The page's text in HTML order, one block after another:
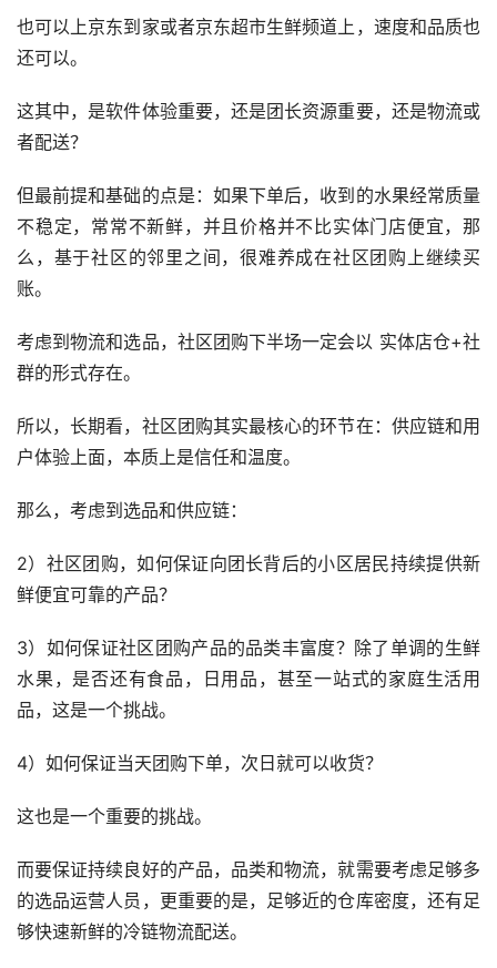
也可以上京东到家或者京东超市生鲜频道上，速度和品质也
还可以。
这其中，是软件体验重要，还是团长资源重要，还是物流或
者配送？
但最前提和基础的点是：如果下单后，收到的水果经常质量
不稳定，常常不新鲜，并且价格并不比实体门店便宜，那
么，基于社区的邻里之间，很难养成在社区团购上继续买
账。
考虑到物流和选品，社区团购下半场一定会以 实体店仓+社
群的形式存在。
所以，长期看，社区团购其实最核心的环节在：供应链和用
户体验上面，本质上是信任和温度。
那么，考虑到选品和供应链：
2）社区团购，如何保证向团长背后的小区居民持续提供新
鲜便宜可靠的产品？
3）如何保证社区团购产品的品类丰富度？除了单调的生鲜
水果，是否还有食品，日用品，甚至一站式的家庭生活用
品，这是一个挑战。
4）如何保证当天团购下单，次日就可以收货？
这也是一个重要的挑战。
而要保证持续良好的产品，品类和物流，就需要考虑足够多
的选品运营人员，更重要的是，足够近的仓库密度，还有足
够快速新鲜的冷链物流配送。